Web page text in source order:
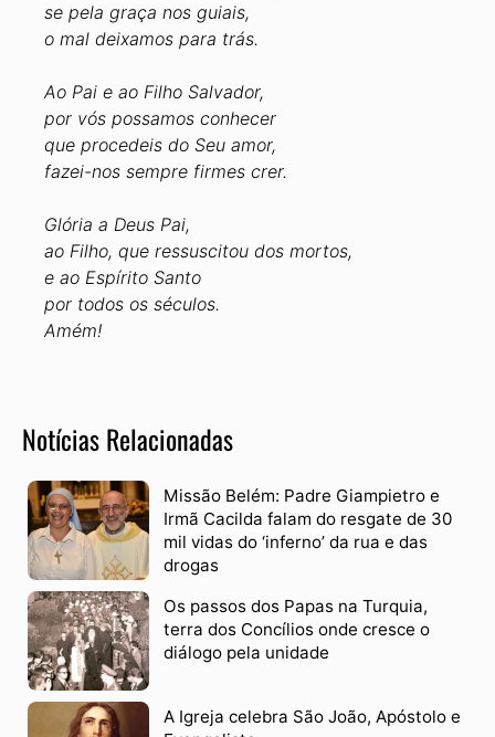
se pela graça nos guiais,
o mal deixamos para trás.
Ao Pai e ao Filho Salvador,
por vós possamos conhecer
que procedeis do Seu amor,
fazei-nos sempre firmes crer.
Glória a Deus Pai,
ao Filho, que ressuscitou dos mortos,
e ao Espírito Santo
por todos os séculos.
Amém!
Notícias Relacionadas
Missão Belém: Padre Giampietro e
Irmã Cacilda falam do resgate de 30
mil vidas do ‘inferno’ da rua e das
drogas
Os passos dos Papas na Turquia,
terra dos Concílios onde cresce o
diálogo pela unidade
A Igreja celebra São João, Apóstolo e